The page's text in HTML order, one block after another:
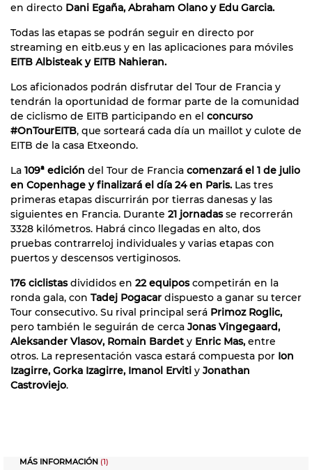
en directo Dani Egaña, Abraham Olano y Edu Garcia.
Todas las etapas se podrán seguir en directo por
streaming en eitb.eus y en las aplicaciones para móviles
EITB Albisteak y EITB Nahieran.
Los aficionados podrán disfrutar del Tour de Francia y
tendrán la oportunidad de formar parte de la comunidad
de ciclismo de EITB participando en el concurso
#OnTourEITB, que sorteará cada día un maillot y culote de
EITB de la casa Etxeondo.
La 109ª edición del Tour de Francia comenzará el 1 de julio
en Copenhage y finalizará el día 24 en Paris. Las tres
primeras etapas discurrirán por tierras danesas y las
siguientes en Francia. Durante 21 jornadasse recorrerán
3328 kilómetros. Habrá cinco llegadas en alto, dos
pruebas contrarreloj individuales y varias etapas con
puertos y descensos vertiginosos.
176 ciclistasdivididos en 22 equiposcompetirán en la
ronda gala, con Tadej Pogacar dispuesto a ganar su tercer
Tour consecutivo. Su rival principal será Primoz Roglic,
pero también le seguirán de cerca Jonas Vingegaard,
Aleksander Vlasov, Romain Bardet y Enric Mas, entre
otros. La representación vasca estará compuesta por Ion
Izagirre, Gorka Izagirre, Imanol Erviti y Jonathan
Castroviejo.
MÁS INFORMACIÓN (1)